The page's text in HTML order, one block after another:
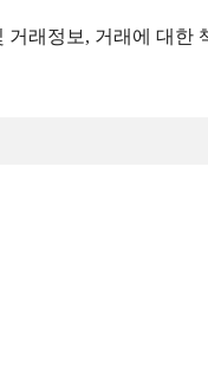
래정보, 거래에 대한